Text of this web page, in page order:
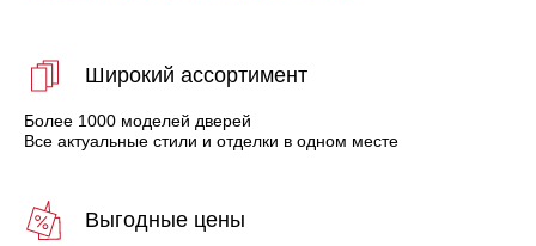
Широкий ассортимент
Более 1000 моделей дверей
Все актуальные стили и отделки в одном месте
Выгодные цены